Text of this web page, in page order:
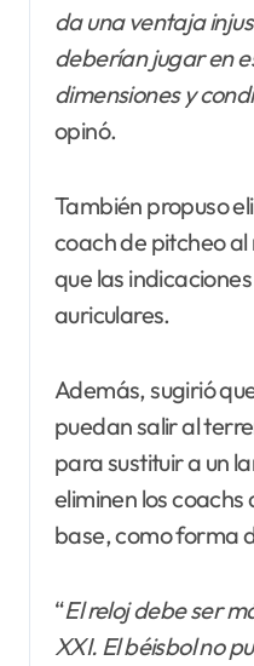
da una ventaja
deberían jugar en
dimensiones y
opinó.
También propuso
coach de pitcheo
que las
auriculares.
Además, sugirió
puedan salir al
para sustituir a un
eliminen los
base, como forma
“El reloj debe ser
XXI. El béisbol no